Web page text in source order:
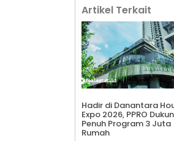
Artikel Terkait
Hadir di Danantara
Expo 2026, PPRO
Penuh Program 3 Juta
Rumah